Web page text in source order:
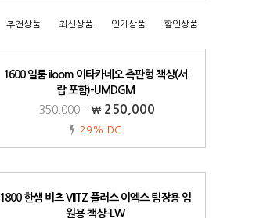
추천상품 최신상품 인기상품 할인상품
1600 일룸 iloom 이타카네오 측판형 책상(서
랍 포함)-UMDGM
350,000
250,000
29% DC
1800 한샘 비츠 VIITZ 플러스 이엑스 팀장용 임
원용 책상-LW